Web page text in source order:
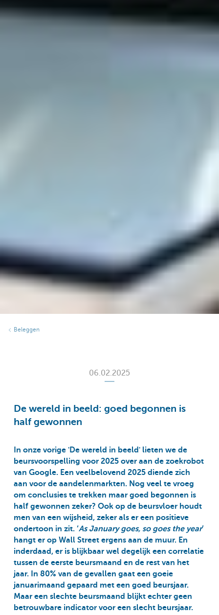
Beleggen
06.02.2025
De wereld in beeld: goed begonnen is
half gewonnen
In onze vorige 'De wereld in beeld' lieten we de
beursvoorspelling voor 2025 over aan de zoekrobot
van Google. Een veelbelovend 2025 diende zich
aan voor de aandelenmarkten. Nog veel te vroeg
om conclusies te trekken maar goed begonnen is
half gewonnen zeker? Ook op de beursvloer houdt
men van een wijsheid, zeker als er een positieve
ondertoon in zit. ‘As January goes, so goes the year’
hangt er op Wall Street ergens aan de muur. En
inderdaad, er is blijkbaar wel degelijk een correlatie
tussen de eerste beursmaand en de rest van het
jaar. In 80% van de gevallen gaat een goeie
januarimaand gepaard met een goed beursjaar.
Maar een slechte beursmaand blijkt echter geen
betrouwbare indicator voor een slecht beursjaar.